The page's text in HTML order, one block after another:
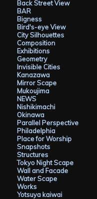
Back Street View
BAR
Bigness
Bird's-eye View
City Silhouettes
Composition
Exhibitions
Geometry
Invisible Cities
Kanazawa
Mirror Scape
Mukoujima
NEWS
Nishikimachi
Okinawa
Parallel Perspective
Philadelphia
Place for Worship
Snapshots
Structures
Tokyo Night Scape
Wall and Facade
Water Scape
Works
Yotsuya kaiwai